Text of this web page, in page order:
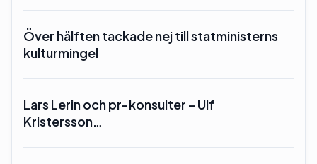
Över hälften tackade nej till statministerns
kulturmingel
Lars Lerin och pr-konsulter – Ulf
Kristersson…